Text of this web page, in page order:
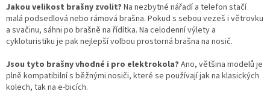
Jakou velikost brašny zvolit? Na nezbytné nářadí a telefon stačí
malá podsedlová nebo rámová brašna. Pokud s sebou vezeš i větrovku
a svačinu, sáhni po brašně na řídítka. Na celodenní výlety a
cykloturistiku je pak nejlepší volbou prostorná brašna na nosič.
Jsou tyto brašny vhodné i pro elektrokola? Ano, většina modelů je
plně kompatibilní s běžnými nosiči, které se používají jak na klasických
kolech, tak na e-bicích.